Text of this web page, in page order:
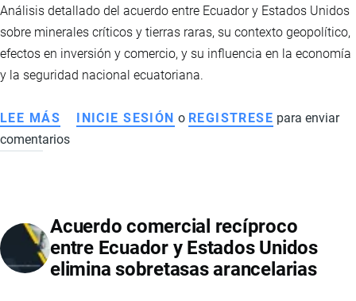
Análisis detallado del acuerdo entre Ecuador y Estados Unidos
sobre minerales críticos y tierras raras, su contexto geopolítico,
efectos en inversión y comercio, y su influencia en la economía
y la seguridad nacional ecuatoriana.
LEE MÁS SOBRE
ACUERDO
EE.UU.:
MINERALES
CRÍTICOS
INICIE SESIÓN o REGISTRESE para enviar
comentarios
Acuerdo comercial recíproco
entre Ecuador y Estados Unidos
elimina sobretasas arancelarias